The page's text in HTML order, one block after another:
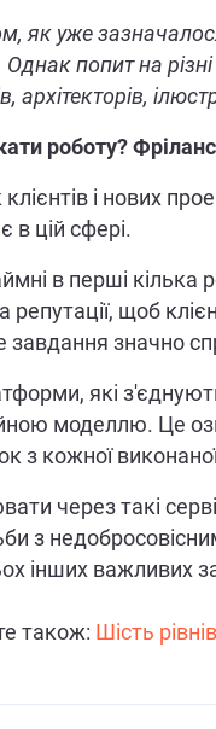
як уже
попит на
архітекторів,
роботу?
і нових
в цій сфері.
в перші кілька
репутації, щоб
завдання значно
які
моделлю. Це
з кожної
через такі
з
інших важливих
також: Шість